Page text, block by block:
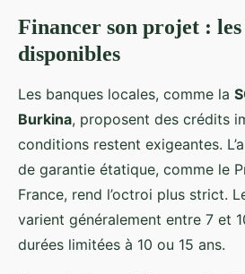
Financer son projet : les
disponibles
Les banques locales, comme la
Burkina, proposent des crédits
conditions restent exigeantes.
de garantie étatique, comme le
France, rend l’octroi plus strict.
varient généralement entre 7 et
durées limitées à 10 ou 15 ans.